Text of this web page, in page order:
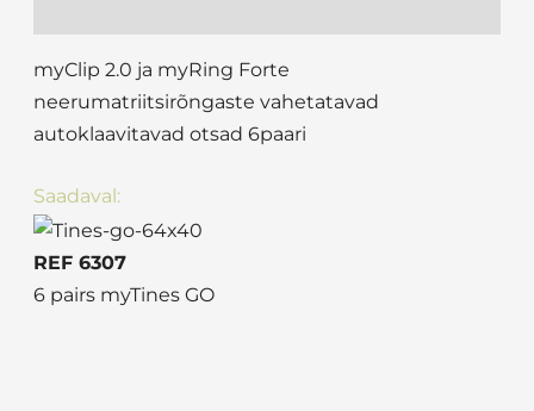
myClip 2.0 ja myRing Forte
neerumatriitsirõngaste vahetatavad
autoklaavitavad otsad 6paari
Saadaval:
REF 6307
6 pairs myTines GO